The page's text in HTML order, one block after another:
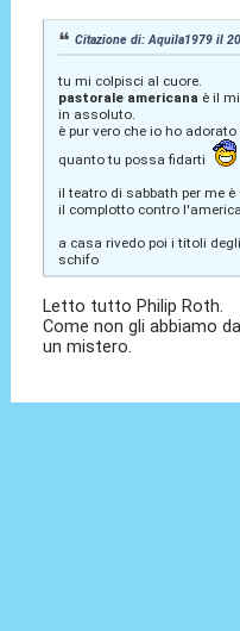
Citazione di: Aquila1979 il
tu mi colpisci al cuore.
pastorale americana è il
in assoluto.
è pur vero che io ho
quanto tu possa fidarti
il teatro di sabbath per me è
il complotto contro
a casa rivedo poi i titoli
schifo
Letto tutto Philip Roth.
Come non gli abbiamo
un mistero.